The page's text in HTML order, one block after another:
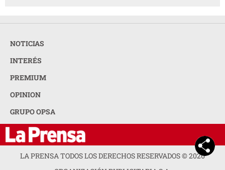
NOTICIAS
INTERÉS
PREMIUM
OPINION
GRUPO OPSA
LA PRENSA TODOS LOS DERECHOS RESERVADOS ©2026